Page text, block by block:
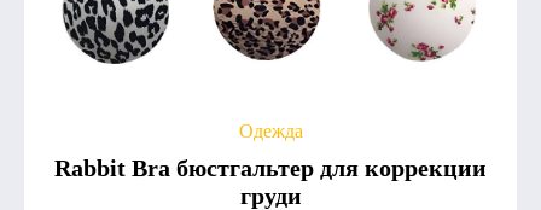
Одежда
Rabbit Bra бюстгальтер для коррекции
груди